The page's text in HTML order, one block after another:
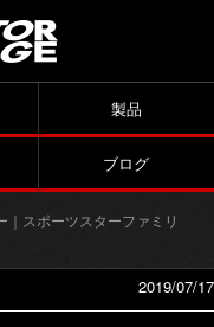
製品
ブログ
｜スポーツスターファミリ
2019/07/17